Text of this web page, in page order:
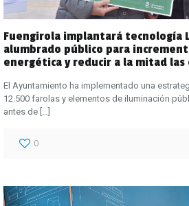
Fuengirola implantará tecnología
alumbrado público para
energética y reducir a la mitad las
El Ayuntamiento ha implementado una
12.500 farolas y elementos de iluminación
antes de
0